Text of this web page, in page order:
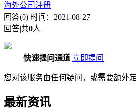
海外公司注册
回答(0) 时间：2021-08-27
回答|共0人
快速提问通道 立即提问
您对该服务由任何疑问，或需要额外
最新资讯